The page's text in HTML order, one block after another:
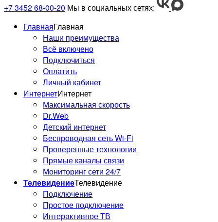
+7 3452 68-00-20 Мы в социальных сетях:
ГлавнаяГлавная
Наши преимущества
Всё включено
Подключиться
Оплатить
Личный кабинет
ИнтернетИнтернет
Максимальная скорость
Dr.Web
Детский интернет
Беспроводная сеть Wi-Fi
Проверенные технологии
Прямые каналы связи
Мониторинг сети 24/7
ТелевидениеТелевидение
Подключение
Простое подключение
Интерактивное ТВ